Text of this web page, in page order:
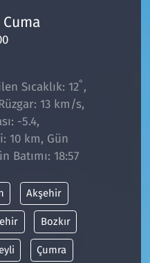
Sıcaklık: 12° ,
13 km/s,
-5.4,
10 km, Gün
Batımı: 18:57
Akşehir
Bozkır
Çumra